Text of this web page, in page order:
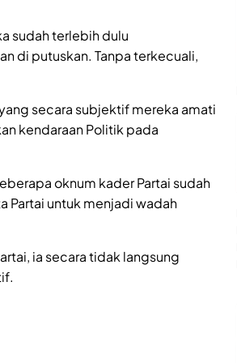
sudah terlebih dulu
di putuskan. Tanpa terkecuali,
secara subjektif mereka amati
kendaraan Politik pada
oknum kader Partai sudah
Partai untuk menjadi wadah
ia secara tidak langsung